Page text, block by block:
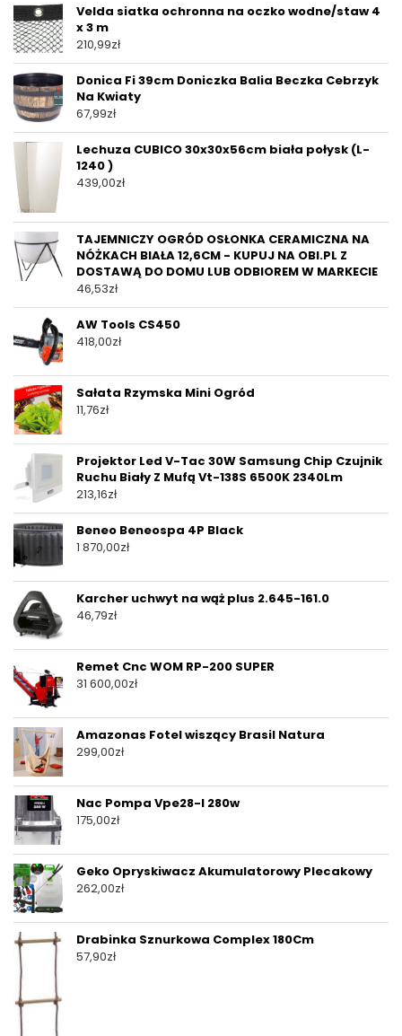
Velda siatka ochronna na oczko wodne/staw 4
x 3 m
210,99zł
Donica Fi 39cm Doniczka Balia Beczka Cebrzyk
Na Kwiaty
67,99zł
Lechuza CUBICO 30x30x56cm biała połysk (L-
1240 )
439,00zł
TAJEMNICZY OGRÓD OSŁONKA CERAMICZNA NA
NÓŻKACH BIAŁA 12,6CM - KUPUJ NA OBI.PL Z
DOSTAWĄ DO DOMU LUB ODBIOREM W MARKECIE
46,53zł
AW Tools CS450
418,00zł
Sałata Rzymska Mini Ogród
11,76zł
Projektor Led V-Tac 30W Samsung Chip Czujnik
Ruchu Biały Z Mufą Vt-138S 6500K 2340Lm
213,16zł
Beneo Beneospa 4P Black
1 870,00zł
Karcher uchwyt na wąż plus 2.645-161.0
46,79zł
Remet Cnc WOM RP-200 SUPER
31 600,00zł
Amazonas Fotel wiszący Brasil Natura
299,00zł
Nac Pompa Vpe28-l 280w
175,00zł
Geko Opryskiwacz Akumulatorowy Plecakowy
262,00zł
Drabinka Sznurkowa Complex 180Cm
57,90zł